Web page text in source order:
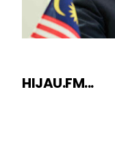
HIJAU.FM...